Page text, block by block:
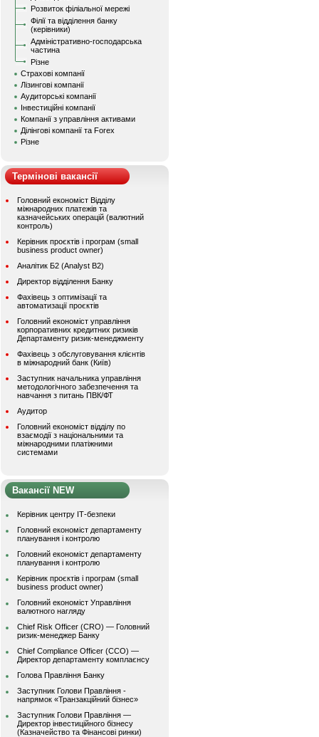
Розвиток філіальної мережі
Філії та відділення банку
(керівники)
Адміністративно-господарська
частина
Різне
Страхові компанії
Лізингові компанії
Аудиторські компанії
Інвестиційні компанії
Компанії з управління активами
Ділінгові компанії та Forex
Різне
Термінові вакансії
Головний економіст Відділу
міжнародних платежів та
казначейських операцій (валютний
контроль)
Керівник проєктів і програм (small
business product owner)
Аналітик Б2 (Analyst B2)
Директор відділення Банку
Фахівець з оптимізації та
автоматизації проєктів
Головний економіст управління
корпоративних кредитних ризиків
Департаменту ризик-менеджменту
Фахівець з обслуговування клієнтів
в міжнародний банк (Київ)
Заступник начальника управління
методологічного забезпечення та
навчання з питань ПВК/ФТ
Аудитор
Головний економіст відділу по
взаємодії з національними та
міжнародними платіжними
системами
Вакансії NEW
Керівник центру ІТ-безпеки
Головний економіст департаменту
планування і контролю
Головний економіст департаменту
планування і контролю
Керівник проєктів і програм (small
business product owner)
Головний економіст Управління
валютного нагляду
Chief Risk Officer (CRO) — Головний
ризик-менеджер Банку
Chief Compliance Officer (CCO) —
Директор департаменту комплаєнсу
Голова Правління Банку
Заступник Голови Правління -
напрямок «Транзакційний бізнес»
Заступник Голови Правління —
Директор інвестиційного бізнесу
(Казначейство та Фінансові ринки)